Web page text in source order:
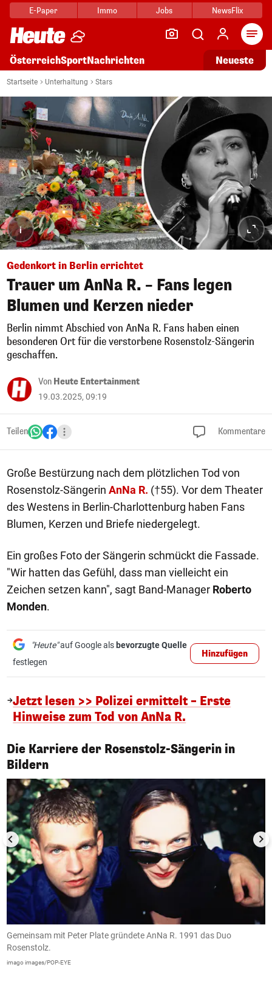
E-Paper Immo Jobs NewsFlix
ÖsterreichSportNachrichten Neueste
Startseite Unterhaltung Stars
i
Gedenkort in Berlin errichtet
Trauer um AnNa R. – Fans legen
Blumen und Kerzen nieder
Berlin nimmt Abschied von AnNa R. Fans haben einen
besonderen Ort für die verstorbene Rosenstolz-Sängerin
geschaffen.
Von Heute Entertainment
19.03.2025, 09:19
Teilen Kommentare
Große Bestürzung nach dem plötzlichen Tod von
Rosenstolz-Sängerin AnNa R. (†55). Vor dem Theater
des Westens in Berlin-Charlottenburg haben Fans
Blumen, Kerzen und Briefe niedergelegt.
Ein großes Foto der Sängerin schmückt die Fassade.
"Wir hatten das Gefühl, dass man vielleicht ein
Zeichen setzen kann", sagt Band-Manager Roberto
Monden.
"Heute"auf Google als bevorzugte Quelle
festlegen
Hinzufügen
Jetzt lesen >> Polizei ermittelt – Erste
Hinweise zum Tod von AnNa R.
Die Karriere der Rosenstolz-Sängerin in
Bildern
1/11
Gemeinsam mit Peter Plate gründete AnNa R. 1991 das Duo
Rosenstolz.
imago images/POP-EYE